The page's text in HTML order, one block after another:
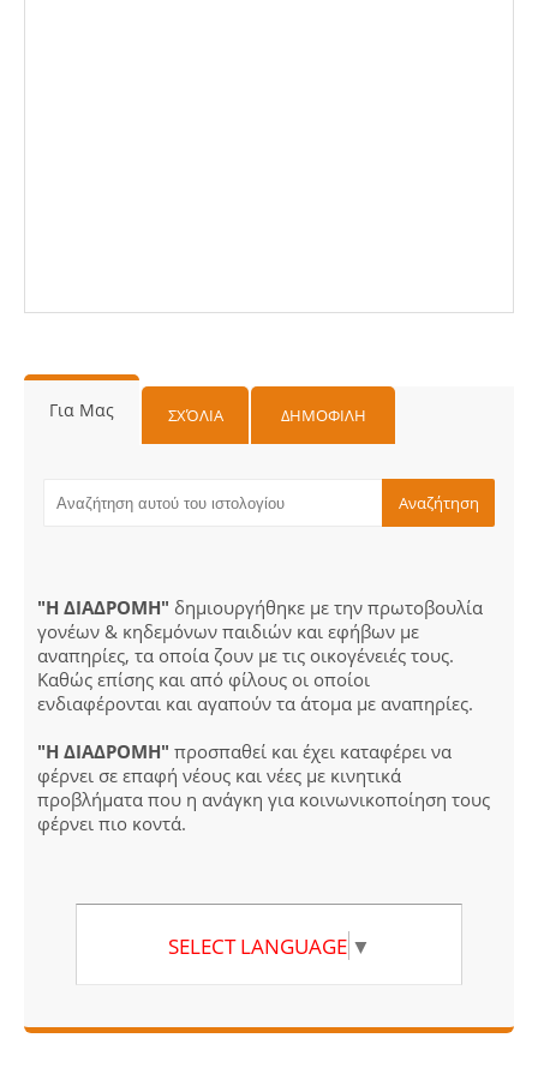
Για Μας ΣΧΌΛΙΑ ΔΗΜΟΦΙΛΗ
"Η ΔΙΑΔΡΟΜΗ" δημιουργήθηκε με την πρωτοβουλία
γονέων & κηδεμόνων παιδιών και εφήβων με
αναπηρίες, τα οποία ζουν με τις οικογένειές τους.
Καθώς επίσης και από φίλους οι οποίοι
ενδιαφέρονται και αγαπούν τα άτομα με αναπηρίες.
"Η ΔΙΑΔΡΟΜΗ" προσπαθεί και έχει καταφέρει να
φέρνει σε επαφή νέους και νέες με κινητικά
προβλήματα που η ανάγκη για κοινωνικοποίηση τους
φέρνει πιο κοντά.
SELECT LANGUAGE ▼